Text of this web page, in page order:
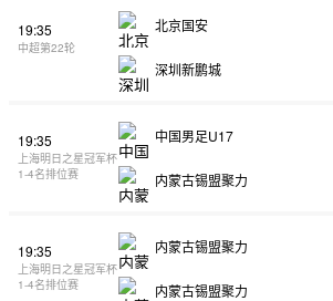
19:35
中超第22轮
北京国安
深圳新鹏城
19:35
上海明日之星冠军杯
1-4名排位赛
中国男足U17
内蒙古锡盟聚力
19:35
上海明日之星冠军杯
1-4名排位赛
内蒙古锡盟聚力
内蒙古锡盟聚力